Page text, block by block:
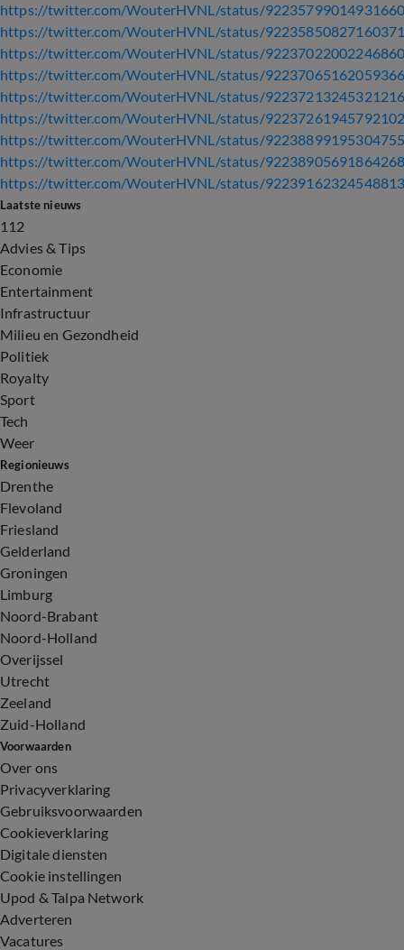
https://twitter.com/WouterHVNL/status/
https://twitter.com/WouterHVNL/status/
https://twitter.com/WouterHVNL/status/
https://twitter.com/WouterHVNL/status/
https://twitter.com/WouterHVNL/status/
https://twitter.com/WouterHVNL/status/
https://twitter.com/WouterHVNL/status/
https://twitter.com/WouterHVNL/status/
https://twitter.com/WouterHVNL/status/
Laatste nieuws
112
Advies & Tips
Economie
Entertainment
Infrastructuur
Milieu en Gezondheid
Politiek
Royalty
Sport
Tech
Weer
Regionieuws
Drenthe
Flevoland
Friesland
Gelderland
Groningen
Limburg
Noord-Brabant
Noord-Holland
Overijssel
Utrecht
Zeeland
Zuid-Holland
Voorwaarden
Over ons
Privacyverklaring
Gebruiksvoorwaarden
Cookieverklaring
Digitale diensten
Cookie instellingen
Upod & Talpa Network
Adverteren
Vacatures